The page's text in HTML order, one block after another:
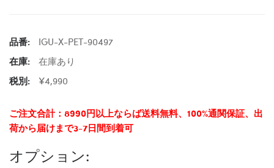
品番:
IGU-X-PET-90497
在庫:
在庫あり
税別:
¥4,990
ご注文合計：8990円以上ならば送料無料、100%通関保証、出
荷から届けまで3-7日間到着可
オプション: